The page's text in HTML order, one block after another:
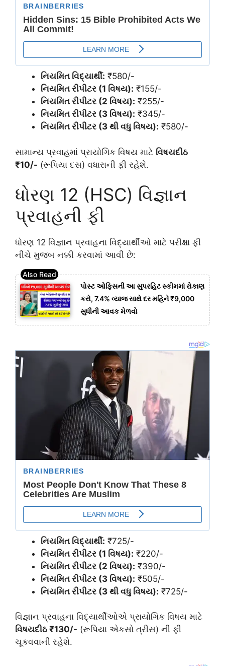
નિયમિત વિદ્યાર્થી: ₹580/-
નિયમિત રીપીટર (1 વિષય): ₹155/-
નિયમિત રીપીટર (2 વિષય): ₹255/-
નિયમિત રીપીટર (3 વિષય): ₹345/-
નિયમિત રીપીટર (3 થી વધુ વિષય): ₹580/-
સામાન્ય પ્રવાહમાં પ્રાયોગિક વિષય માટે વિષયદીઠ
₹10/- (રૂપિયા દસ) વધારાની ફી રહેશે.
ધોરણ 12 (HSC) વિજ્ઞાન
પ્રવાહની ફી
ધોરણ 12 વિજ્ઞાન પ્રવાહના વિદ્યાર્થીઓ માટે પરીક્ષા ફી
નીચે મુજબ નક્કી કરવામાં આવી છે:
પોસ્ટ ઓફિસની આ સુપરહિટ સ્કીમમાં રોકાણ
કરો, 7.4% વ્યાજ સાથે દર મહિને ₹9,000
સુધીની આવક મેળવો
નિયમિત વિદ્યાર્થી: ₹725/-
નિયમિત રીપીટર (1 વિષય): ₹220/-
નિયમિત રીપીટર (2 વિષય): ₹390/-
નિયમિત રીપીટર (3 વિષય): ₹505/-
નિયમિત રીપીટર (3 થી વધુ વિષય): ₹725/-
વિજ્ઞાન પ્રવાહના વિદ્યાર્થીઓએ પ્રાયોગિક વિષય માટે
વિષયદીઠ ₹130/- (રૂપિયા એકસો ત્રીસ) ની ફી
ચૂકવવાની રહેશે.